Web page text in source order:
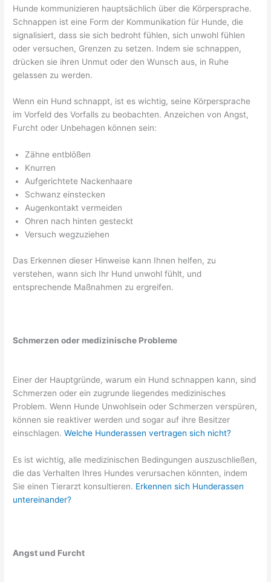
Hunde kommunizieren hauptsächlich über die Körpersprache.
Schnappen ist eine Form der Kommunikation für Hunde, die
signalisiert, dass sie sich bedroht fühlen, sich unwohl fühlen
oder versuchen, Grenzen zu setzen. Indem sie schnappen,
drücken sie ihren Unmut oder den Wunsch aus, in Ruhe
gelassen zu werden.
Wenn ein Hund schnappt, ist es wichtig, seine Körpersprache
im Vorfeld des Vorfalls zu beobachten. Anzeichen von Angst,
Furcht oder Unbehagen können sein:
Zähne entblößen
Knurren
Aufgerichtete Nackenhaare
Schwanz einstecken
Augenkontakt vermeiden
Ohren nach hinten gesteckt
Versuch wegzuziehen
Das Erkennen dieser Hinweise kann Ihnen helfen, zu
verstehen, wann sich Ihr Hund unwohl fühlt, und
entsprechende Maßnahmen zu ergreifen.
Schmerzen oder medizinische Probleme
Einer der Hauptgründe, warum ein Hund schnappen kann, sind
Schmerzen oder ein zugrunde liegendes medizinisches
Problem. Wenn Hunde Unwohlsein oder Schmerzen verspüren,
können sie reaktiver werden und sogar auf ihre Besitzer
einschlagen.Welche Hunderassen vertragen sich nicht?
Es ist wichtig, alle medizinischen Bedingungen auszuschließen,
die das Verhalten Ihres Hundes verursachen könnten, indem
Sie einen Tierarzt konsultieren. Erkennen sich Hunderassen
untereinander?
Angst und Furcht